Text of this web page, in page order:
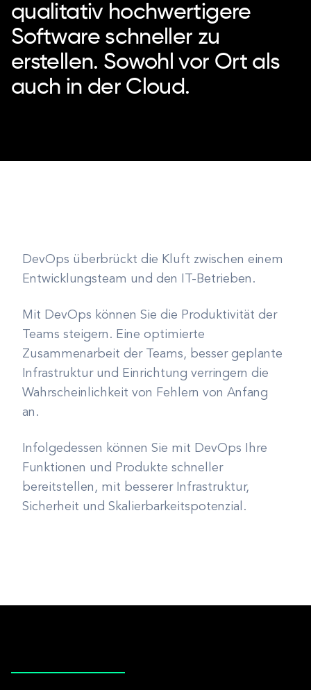
qualitativ hochwertigere
Software schneller zu
erstellen. Sowohl vor Ort als
auch in der Cloud.
DevOps überbrückt die Kluft zwischen einem
Entwicklungsteam und den IT-Betrieben.
Mit DevOps können Sie die Produktivität der
Teams steigern. Eine optimierte
Zusammenarbeit der Teams, besser geplante
Infrastruktur und Einrichtung verringern die
Wahrscheinlichkeit von Fehlern von Anfang
an.
Infolgedessen können Sie mit DevOps Ihre
Funktionen und Produkte schneller
bereitstellen, mit besserer Infrastruktur,
Sicherheit und Skalierbarkeitspotenzial.